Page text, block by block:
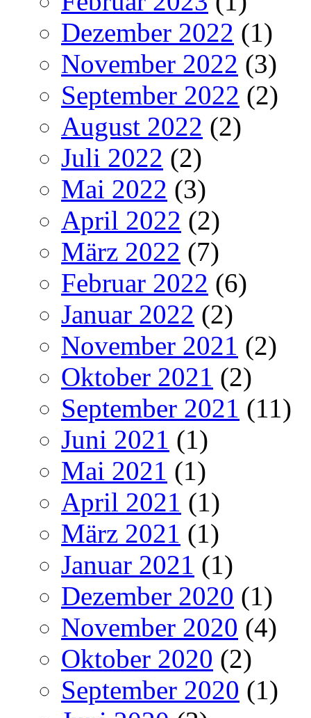
Dezember 2022 (1)
November 2022 (3)
September 2022 (2)
August 2022 (2)
Juli 2022 (2)
Mai 2022 (3)
April 2022 (2)
März 2022 (7)
Februar 2022 (6)
Januar 2022 (2)
November 2021 (2)
Oktober 2021 (2)
September 2021 (11)
Juni 2021 (1)
Mai 2021 (1)
April 2021 (1)
März 2021 (1)
Januar 2021 (1)
Dezember 2020 (1)
November 2020 (4)
Oktober 2020 (2)
September 2020 (1)